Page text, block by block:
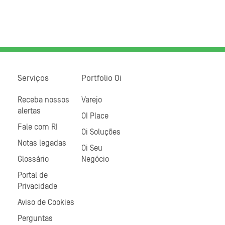
Serviços
Receba nossos
alertas
Fale com RI
Notas legadas
Glossário
Portal de
Privacidade
Aviso de Cookies
Perguntas
Portfolio Oi
Varejo
OI Place
Oi Soluções
Oi Seu
Negócio